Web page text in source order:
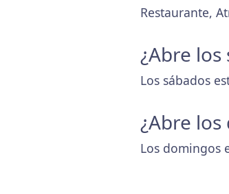
Restaurante,
¿Abre los
Los sábados
¿Abre
Los domingos